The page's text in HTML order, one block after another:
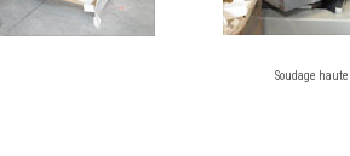
Soudage